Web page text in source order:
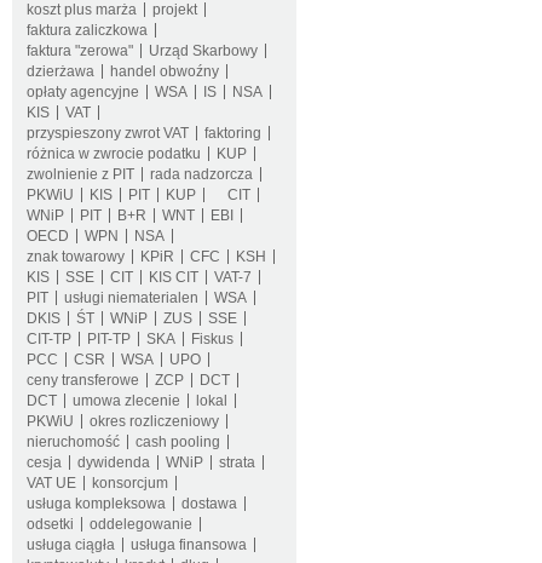
koszt plus marża
projekt
faktura zaliczkowa
faktura "zerowa"
Urząd Skarbowy
dzierżawa
handel obwoźny
opłaty agencyjne
WSA IS
NSA
KIS
VAT
przyspieszony zwrot VAT
faktoring
różnica w zwrocie podatku
KUP
zwolnienie z PIT
rada nadzorcza
PKWiU
KIS PIT KUP
CIT
WNiP
PIT B+R WNT
EBI
OECD
WPN
NSA
znak towarowy
KPiR CFC
KSH
KIS
SSE CIT KIS CIT
VAT-7
PIT
usługi niematerialen
WSA
DKIS
ŚT WNiP ZUS
SSE
CIT-TP
PIT-TP SKA
Fiskus
PCC
CSR WSA
UPO
ceny transferowe
ZCP
DCT
DCT
umowa zlecenie
lokal
PKWiU
okres rozliczeniowy
nieruchomość
cash pooling
cesja
dywidenda WNiP
strata
VAT UE
konsorcjum
usługa kompleksowa
dostawa
odsetki
oddelegowanie
usługa ciągła
usługa finansowa